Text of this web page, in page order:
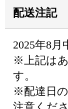
配送注記
2025年8
※上記は
す。
※配達日